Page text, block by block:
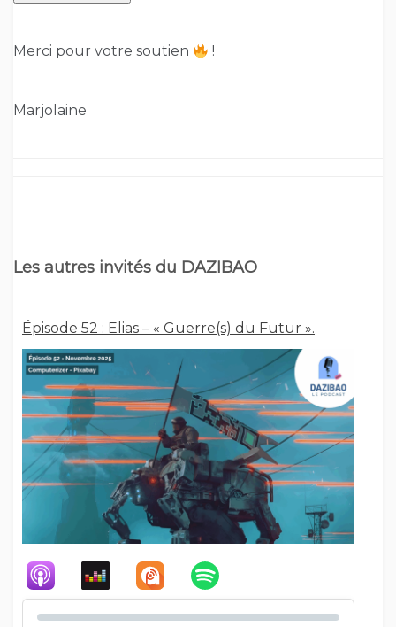
Merci pour votre soutien !
Marjolaine
Les autres invités du DAZIBAO
Épisode 52 : Elias – « Guerre(s) du Futur ».